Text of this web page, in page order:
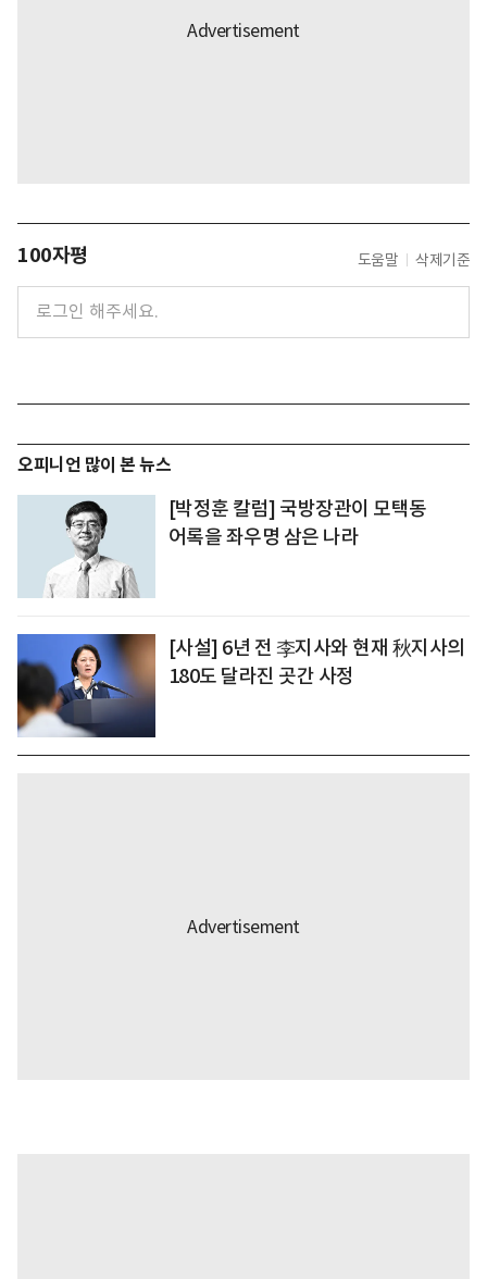
100자평 도움말 삭제기준
오피니언 많이 본 뉴스
[박정훈 칼럼] 국방장관이 모택동
어록을 좌우명 삼은 나라
[사설] 6년 전 李지사와 현재 秋지사의
180도 달라진 곳간 사정